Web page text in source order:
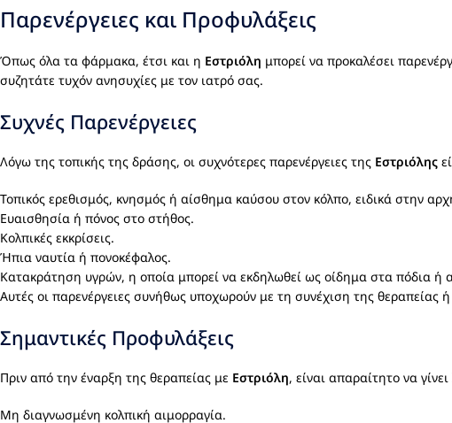
Παρενέργειες και Προφυλάξεις
Όπως όλα τα φάρμακα, έτσι και η Εστριόλη μπορεί να προκαλέσει
συζητάτε τυχόν ανησυχίες με τον ιατρό σας.
Συχνές Παρενέργειες
Λόγω της τοπικής της δράσης, οι συχνότερες παρενέργειες της Εστριόλης
Τοπικός ερεθισμός, κνησμός ή αίσθημα καύσου στον κόλπο, ειδικά στην
Ευαισθησία ή πόνος στο στήθος.
Κολπικές εκκρίσεις.
Ήπια ναυτία ή πονοκέφαλος.
Κατακράτηση υγρών, η οποία μπορεί να εκδηλωθεί ως οίδημα στα πόδια ή
Αυτές οι παρενέργειες συνήθως υποχωρούν με τη συνέχιση της θεραπείας
Σημαντικές Προφυλάξεις
Πριν από την έναρξη της θεραπείας με Εστριόλη, είναι απαραίτητο να
Μη διαγνωσμένη κολπική αιμορραγία.